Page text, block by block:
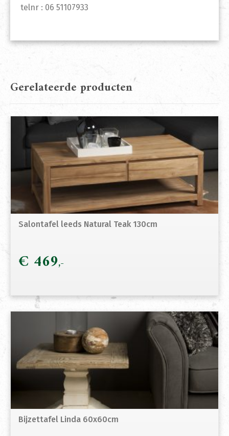
telnr : 06 51107933
Gerelateerde producten
Salontafel leeds Natural Teak 130cm
€ 469
Bijzettafel Linda 60x60cm